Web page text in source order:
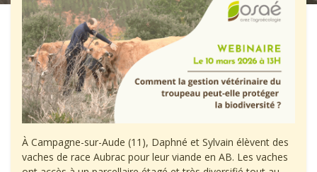
À Campagne-sur-Aude (11), Daphné et Sylvain élèvent des
vaches de race Aubrac pour leur viande en AB. Les vaches